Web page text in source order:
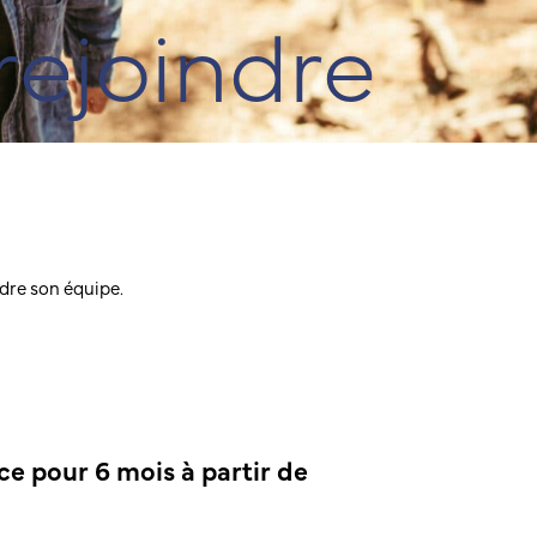
son équipe.
pour 6 mois à partir de